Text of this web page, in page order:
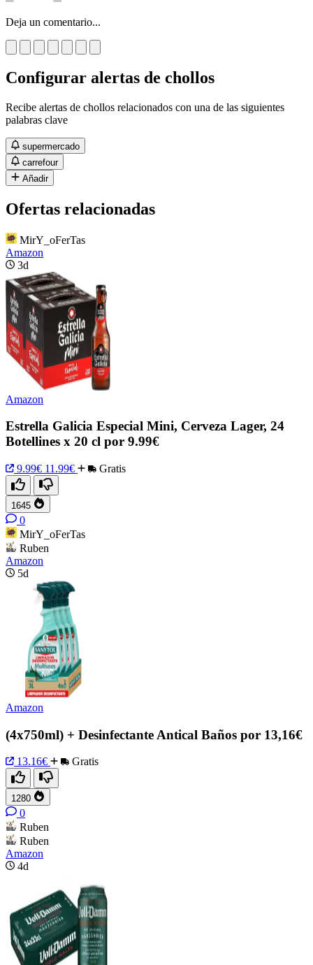
Deja un comentario...
Configurar alertas de chollos
Recibe alertas de chollos relacionados con una de las siguientes
palabras clave
supermercado
carrefour
Añadir
Ofertas relacionadas
MirY_oFerTas
Amazon
3d
Amazon
Estrella Galicia Especial Mini, Cerveza Lager, 24
Botellines x 20 cl por 9.99€
9.99€ 11.99€ Gratis
1645
0
MirY_oFerTas
Ruben
Amazon
5d
Amazon
(4x750ml) + Desinfectante Antical Baños por 13,16€
13.16€ Gratis
1280
0
Ruben
Ruben
Amazon
4d